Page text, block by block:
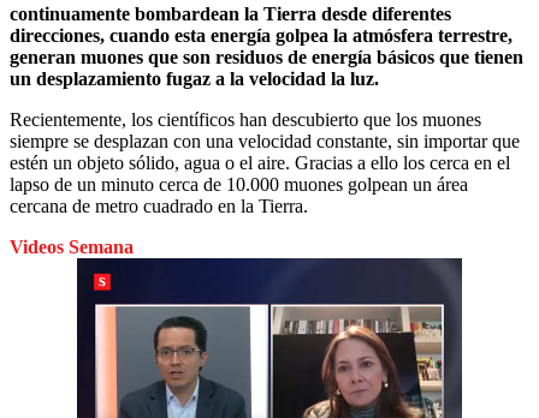
continuamente bombardean la Tierra desde diferentes
direcciones, cuando esta energía golpea la atmósfera terrestre,
generan muones que son residuos de energía básicos que tienen
un desplazamiento fugaz a la velocidad la luz.
Recientemente, los científicos han descubierto que los muones
siempre se desplazan con una velocidad constante, sin importar que
estén un objeto sólido, agua o el aire. Gracias a ello los cerca en el
lapso de un minuto cerca de 10.000 muones golpean un área
cercana de metro cuadrado en la Tierra.
Videos Semana